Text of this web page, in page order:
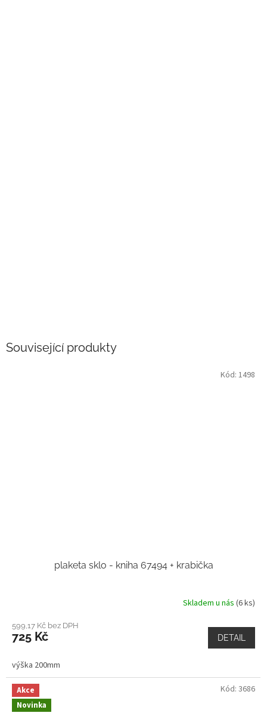
Související produkty
plaketa sklo - kniha 67494 + krabička
Skladem u nás (6 ks)
599,17 Kč bez DPH
725 Kč DETAIL
výška 200mm
Kód: 1498
Akce
Novinka
Kód: 3686